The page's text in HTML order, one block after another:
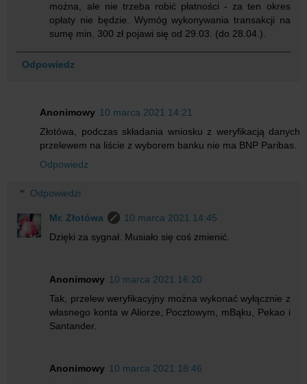
można, ale nie trzeba robić płatności - za ten okres
opłaty nie będzie. Wymóg wykonywania transakcji na
sumę min. 300 zł pojawi się od 29.03. (do 28.04.).
Odpowiedz
Anonimowy 10 marca 2021 14:21
Złotówa, podczas składania wniosku z weryfikacją danych
przelewem na liście z wyborem banku nie ma BNP Paribas.
Odpowiedz
Odpowiedzi
Mr. Złotówa
10 marca 2021 14:45
Dzięki za sygnał. Musiało się coś zmienić.
Anonimowy 10 marca 2021 16:20
Tak, przelew weryfikacyjny można wykonać wyłącznie z
własnego konta w Aliorze, Pocztowym, mBąku, Pekao i
Santander.
Anonimowy 10 marca 2021 18:46